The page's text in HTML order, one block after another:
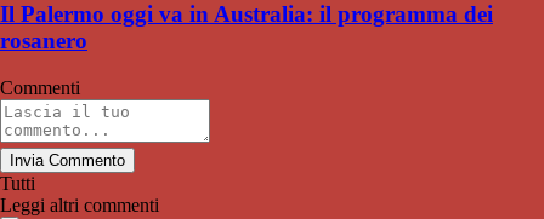
Il Palermo oggi va in Australia: il programma dei
rosanero
Commenti
Invia Commento
Tutti
Leggi altri commenti